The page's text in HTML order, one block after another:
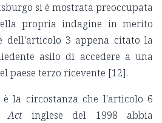
si è mostrata preoccupata
propria indagine in merito
dell'articolo 3 appena citato la
asilo di accedere a una
paese terzo ricevente [12].
la circostanza che l'articolo 6
Actinglese del 1998 abbia